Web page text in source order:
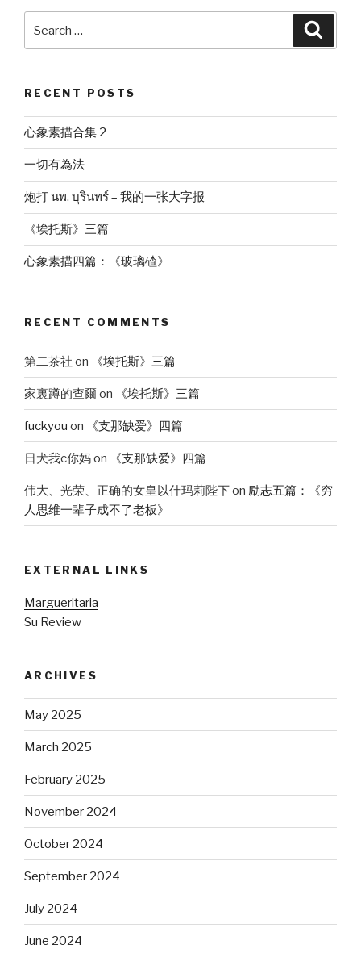
RECENT POSTS
心象素描合集 2
一切有為法
炮打 นพ. บุรินทร์ – 我的一张大字报
《埃托斯》三篇
心象素描四篇：《玻璃碴》
RECENT COMMENTS
第二茶社 on 《埃托斯》三篇
家裏蹲的查爾on 《埃托斯》三篇
fuckyou on 《支那缺爱》四篇
日犬我c你妈on 《支那缺爱》四篇
伟大、光荣、正确的女皇以什玛莉陛下on 励志五篇：《穷
人思维一辈子成不了老板》
EXTERNAL LINKS
Margueritaria
Su Review
ARCHIVES
May 2025
March 2025
February 2025
November 2024
October 2024
September 2024
July 2024
June 2024